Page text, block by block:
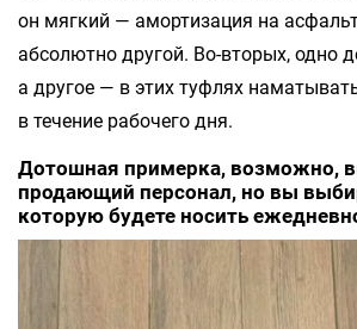
он мягкий — амортизация на
абсолютно другой. Во-вторых, одно
а другое — в этих туфлях
в течение рабочего дня.
Дотошная примерка, возможно,
продающий персонал, но вы
которую будете носить